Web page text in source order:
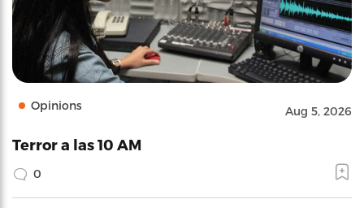
Opinions Aug 5, 2026
Terror a las 10 AM
0